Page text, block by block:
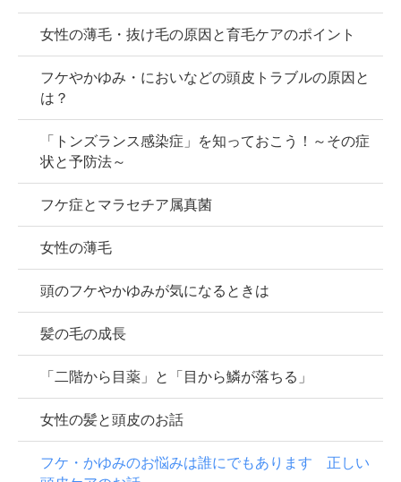
女性の薄毛・抜け毛の原因と育毛ケアのポイント
フケやかゆみ・においなどの頭皮トラブルの原因と
は？
「トンズランス感染症」を知っておこう！～その症
状と予防法～
フケ症とマラセチア属真菌
女性の薄毛
頭のフケやかゆみが気になるときは
髪の毛の成長
「二階から目薬」と「目から鱗が落ちる」
女性の髪と頭皮のお話
フケ・かゆみのお悩みは誰にでもあります 正しい